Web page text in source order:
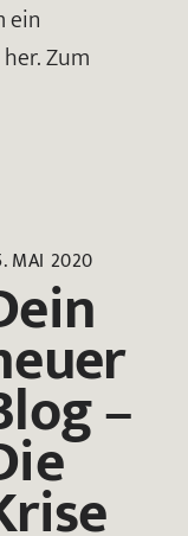
ein
Zum
MAI 2020
–